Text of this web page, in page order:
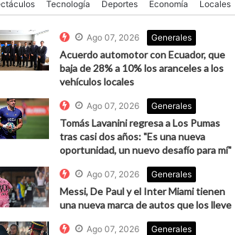
Tecnología Deportes Economía Locales
Ago 07, 2026 Generales
Acuerdo automotor con Ecuador, que
baja de 28% a 10% los aranceles a los
vehículos locales
Ago 07, 2026 Generales
Tomás Lavanini regresa a Los Pumas
tras casi dos años: "Es una nueva
oportunidad, un nuevo desafío para mí"
Ago 07, 2026 Generales
Messi, De Paul y el Inter Miami tienen
una nueva marca de autos que los lleve
Ago 07, 2026 Generales